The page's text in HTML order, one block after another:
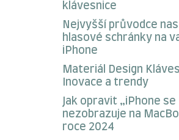
klávesnice
Nejvyšší průvodce
hlasové schránky na
iPhone
Materiál Design
Inovace a trendy
Jak opravit „iPhone se
nezobrazuje na
roce 2024